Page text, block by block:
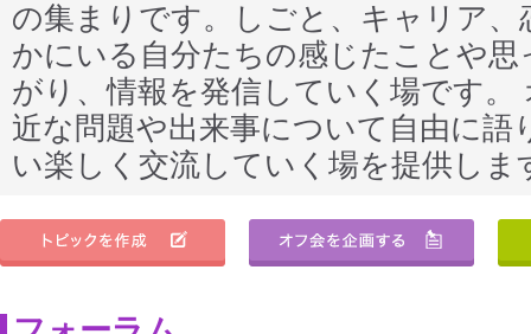
の集まりです。しごと、キャリア
かにいる自分たちの感じたことや
がり、情報を発信していく場です
近な問題や出来事について自由に
い楽しく交流していく場を提供しま